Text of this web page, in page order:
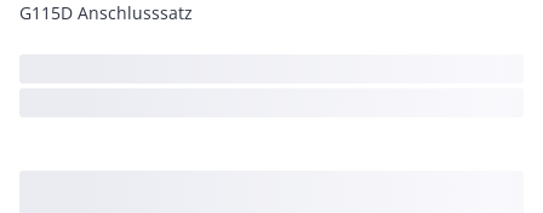
G115D Anschlusssatz